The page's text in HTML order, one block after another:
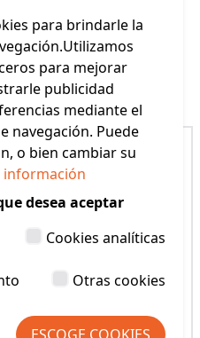
para brindarle la
para mejorar
publicidad
mediante el
navegación. Puede
o bien cambiar su
información
desea aceptar
Cookies analíticas
Otras cookies